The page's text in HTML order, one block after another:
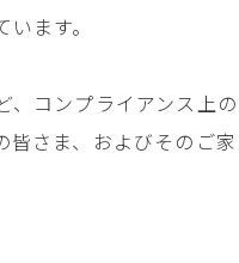
ます。
、コンプライアンス上の
さま、およびそのご家